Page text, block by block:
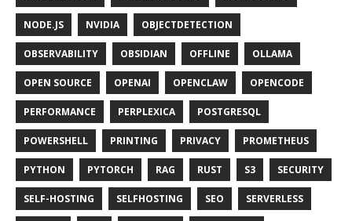
NODE.JS NVIDIA OBJECTDETECTION
OBSERVABILITY OBSIDIAN OFFLINE OLLAMA
OPEN SOURCE OPENAI OPENCLAW OPENCODE
PERFORMANCE PERPLEXICA POSTGRESQL
POWERSHELL PRINTING PRIVACY PROMETHEUS
PYTHON PYTORCH RAG RUST S3 SECURITY
SELF-HOSTING SELFHOSTING SEO SERVERLESS